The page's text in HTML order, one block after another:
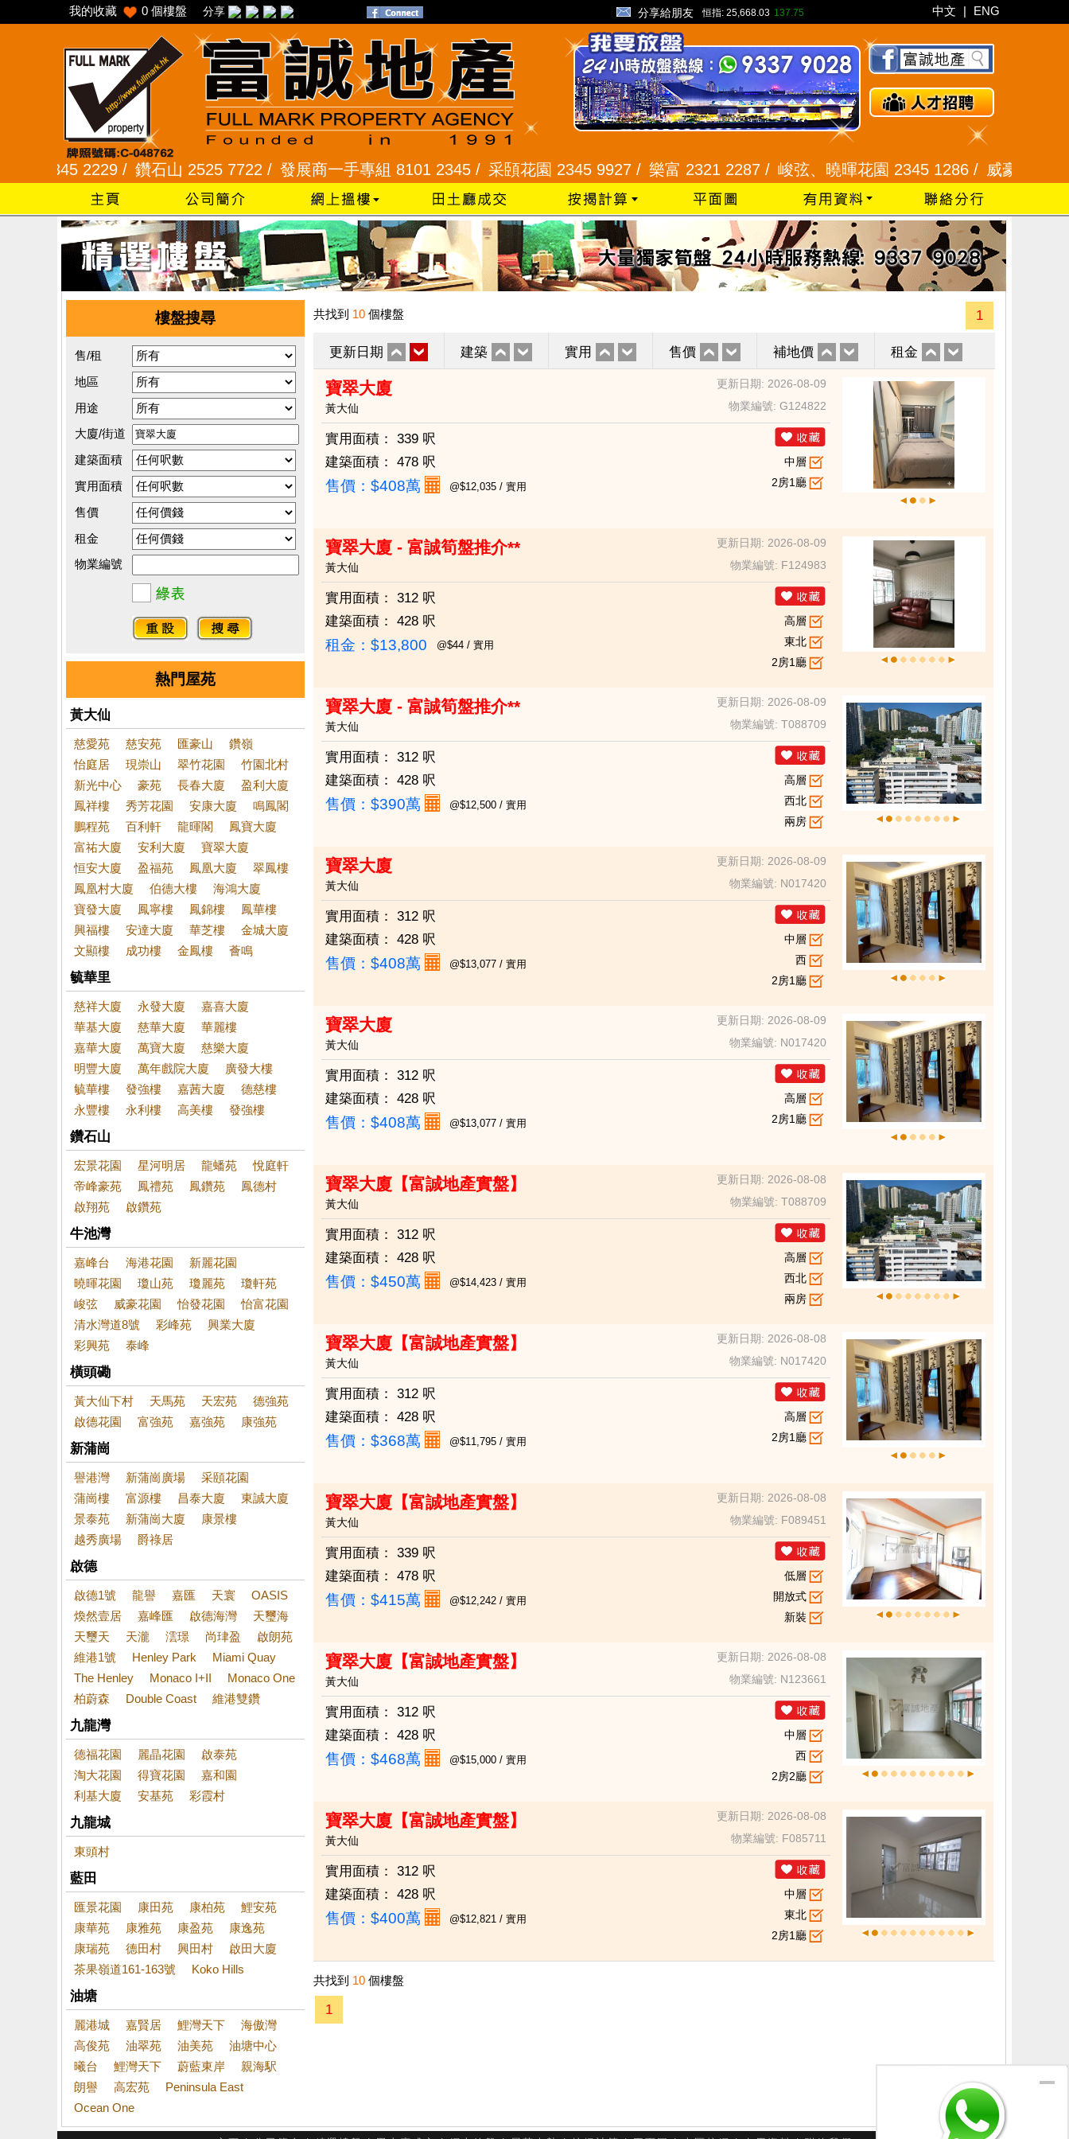
我的收藏 0 個樓盤 分享 分享給朋友 恒指: 25,668.03 137.75 中文 | ENG
2229 / 鑽石山 2525 7722 / 發展商一手專組 8101 2345 / 采頣花園 2345 9927 / 樂富 2321 2287 / 峻弦、曉暉花園 2345 1286 / 威豪花園 2345
樓盤搜尋
售/租
地區
用途
大廈/街道
建築面積
實用面積
售價
租金
物業編號
熱門屋苑
黃大仙
慈愛苑 慈安苑 匯豪山
鑽嶺
怡庭居
現崇山 翠竹花園
竹園北村
新光中心
豪苑 長春大廈
盈利大廈
鳳祥樓
秀芳花園 安康大廈
鳴鳳閣
鵬程苑
百利軒 龍暉閣
鳳寶大廈
富祐大廈
安利大廈
寶翠大廈
恒安大廈
盈福苑 鳳凰大廈
翠鳳樓
鳳凰村大廈
伯德大樓
海鴻大廈
寶發大廈
鳳寧樓 鳳錦樓
鳳華樓
興福樓
安達大廈 華芝樓
金城大廈
文顯樓
成功樓 金鳳樓 薈鳴
毓華里
慈祥大廈 永發大廈
嘉喜大廈
華基大廈
慈華大廈
華麗樓
嘉華大廈
萬寶大廈
慈樂大廈
明豐大廈
萬年戲院大廈
廣發大樓
毓華樓
發強樓 嘉茜大廈
德慈樓
永豐樓
永利樓 高美樓 發強樓
鑽石山
宏景花園 星河明居 龍蟠苑
悅庭軒
帝峰豪苑
鳳禮苑 鳳鑽苑
鳳德村
啟翔苑
啟鑽苑
牛池灣
嘉峰台 海港花園
新麗花園
曉暉花園
瓊山苑 瓊麗苑
瓊軒苑
峻弦
威豪花園 怡發花園
怡富花園
清水灣道8號
彩峰苑
興業大廈
彩興苑
泰峰
橫頭磡
黃大仙下村 天馬苑 天宏苑
德強苑
啟德花園
富強苑 嘉強苑 康強苑
新蒲崗
譽港灣 新蒲崗廣場
采頤花園
蒲崗樓
富源樓 昌泰大廈
東誠大廈
景泰苑
新蒲崗大廈
康景樓
越秀廣場
爵祿居
啟德
啟德1號 龍譽 嘉匯 天寰
OASIS
煥然壹居
嘉峰匯 啟德海灣
天璽海
天璽天
天瀧 澐璟 尚珒盈
啟朗苑
維港1號
Henley Park
Miami Quay
The Henley
Monaco I+II
Monaco One
柏蔚森
Double Coast 維港雙鑽
九龍灣
德福花園 麗晶花園
啟泰苑
淘大花園
得寶花園
嘉和園
利基大廈
安基苑 彩霞村
九龍城
東頭村
藍田
匯景花園 康田苑 康柏苑
鯉安苑
康華苑
康雅苑 康盈苑
康逸苑
康瑞苑
德田村 興田村
啟田大廈
茶果嶺道161-163號
Koko Hills
油塘
麗港城 嘉賢居 鯉灣天下
海傲灣
高俊苑
油翠苑 油美苑
油塘中心
曦台
鯉灣天下 蔚藍東岸
親海駅
朗譽
高宏苑
Peninsula East
Ocean One
共找到 10 個樓盤 1
更新日期 建築 實用 售價 補地價 租金
寶翠大廈
更新日期: 2026-08-09
黃大仙
物業編號: G124822
實用面積：
339 呎
建築面積：
478 呎
售價： $408萬 @$12,035 / 實用
中層
2房1廳
寶翠大廈 - 富誠筍盤推介**
更新日期: 2026-08-09
黃大仙
物業編號: F124983
實用面積：
312 呎
建築面積：
428 呎
租金：$13,800 @$44 / 實用
高層
東北
2房1廳
寶翠大廈 - 富誠筍盤推介**
更新日期: 2026-08-09
黃大仙
物業編號: T088709
實用面積：
312 呎
建築面積：
428 呎
售價： $390萬 @$12,500 / 實用
高層
西北
兩房
寶翠大廈
更新日期: 2026-08-09
黃大仙
物業編號: N017420
實用面積：
312 呎
建築面積：
428 呎
售價： $408萬 @$13,077 / 實用
中層
西
2房1廳
寶翠大廈
更新日期: 2026-08-09
黃大仙
物業編號: N017420
實用面積：
312 呎
建築面積：
428 呎
售價： $408萬 @$13,077 / 實用
高層
2房1廳
寶翠大廈【富誠地產實盤】
更新日期: 2026-08-08
黃大仙
物業編號: T088709
實用面積：
312 呎
建築面積：
428 呎
售價： $450萬 @$14,423 / 實用
高層
西北
兩房
寶翠大廈【富誠地產實盤】
更新日期: 2026-08-08
黃大仙
物業編號: N017420
實用面積：
312 呎
建築面積：
428 呎
售價： $368萬 @$11,795 / 實用
高層
2房1廳
寶翠大廈【富誠地產實盤】
更新日期: 2026-08-08
黃大仙
物業編號: F089451
實用面積：
339 呎
建築面積：
478 呎
售價： $415萬 @$12,242 / 實用
低層
開放式
新裝
寶翠大廈【富誠地產實盤】
更新日期: 2026-08-08
黃大仙
物業編號: N123661
實用面積：
312 呎
建築面積：
428 呎
售價： $468萬 @$15,000 / 實用
中層
西
2房2廳
寶翠大廈【富誠地產實盤】
更新日期: 2026-08-08
黃大仙
物業編號: F085711
實用面積：
312 呎
建築面積：
428 呎
售價： $400萬 @$12,821 / 實用
中層
東北
2房1廳
共找到 10 個樓盤
1